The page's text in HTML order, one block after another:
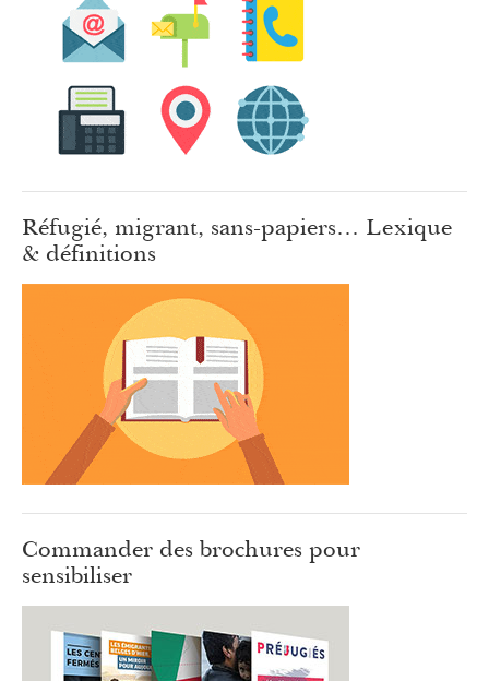
Réfugié, migrant, sans-papiers… Lexique
& définitions
Commander des brochures pour
sensibiliser